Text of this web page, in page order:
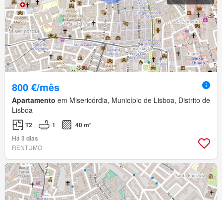
800 €/mês
Apartamento em Misericórdia, Município de Lisboa, Distrito de
Lisboa
T2 1
40 m²
Há 3 dias
RENTUMO